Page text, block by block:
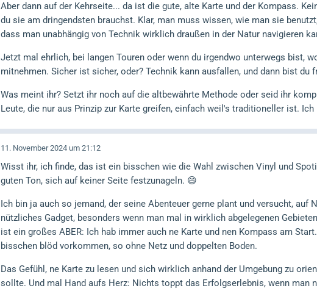
Aber dann auf der Kehrseite... da ist die gute, alte Karte und der Kompass.
du sie am dringendsten brauchst. Klar, man muss wissen, wie man sie
dass man unabhängig von Technik wirklich draußen in der Natur navigieren
Jetzt mal ehrlich, bei langen Touren oder wenn du irgendwo unterwegs bist,
mitnehmen. Sicher ist sicher, oder? Technik kann ausfallen, und dann bist du
Was meint ihr? Setzt ihr noch auf die altbewährte Methode oder seid ihr
Leute, die nur aus Prinzip zur Karte greifen, einfach weil's traditioneller ist.
11. November 2024 um 21:12
Wisst ihr, ich finde, das ist ein bisschen wie die Wahl zwischen Vinyl und
guten Ton, sich auf keiner Seite festzunageln. 😄
Ich bin ja auch so jemand, der seine Abenteuer gerne plant und versucht, auf
nützliches Gadget, besonders wenn man mal in wirklich abgelegenen
ist ein großes ABER: Ich hab immer auch ne Karte und nen Kompass am
bisschen blöd vorkommen, so ohne Netz und doppelten Boden.
Das Gefühl, ne Karte zu lesen und sich wirklich anhand der Umgebung zu
sollte. Und mal Hand aufs Herz: Nichts toppt das Erfolgserlebnis, wenn man